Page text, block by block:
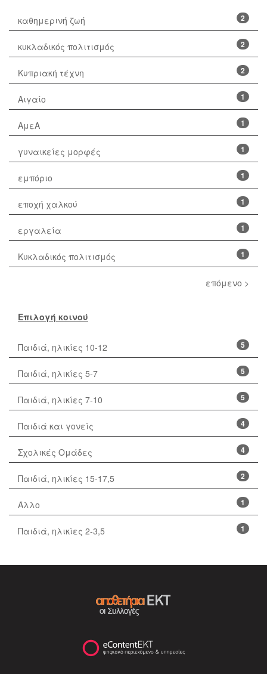
2
καθημερινή ζωή
2
κυκλαδικός πολιτισμός
2
Κυπριακή τέχνη
1
Αιγαίο
1
ΑμεΑ
1
γυναικείες μορφές
1
εμπόριο
1
εποχή χαλκού
1
εργαλεία
1
Κυκλαδικός πολιτισμός
επόμενο >
Επιλογή κοινού
5
Παιδιά, ηλικίες 10-12
5
Παιδιά, ηλικίες 5-7
5
Παιδιά, ηλικίες 7-10
4
Παιδιά και γονείς
4
Σχολικές Ομάδες
2
Παιδιά, ηλικίες 15-17,5
1
Άλλο
1
Παιδιά, ηλικίες 2-3,5